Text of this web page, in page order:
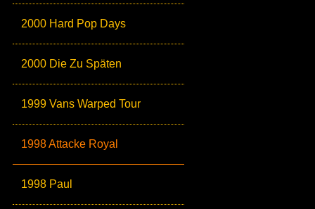
2000 Hard Pop Days
2000 Die Zu Späten
1999 Vans Warped Tour
1998 Attacke Royal
1998 Paul